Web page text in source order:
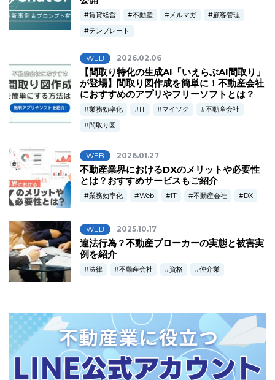
賃貸経営 不動産 メルマガ
顧客管理
テンプレート
WEB 2026.02.06
【間取り特化の生成AI「いえらぶAI間取り」
が登場】間取り図作成を簡単に！不動産会社
におすすめのアプリやフリーソフトとは？
業務効率化 IT マイソク
不動産会社
間取り図
WEB 2026.01.27
不動産業界におけるDXのメリットや必要性
とは？おすすめサービスもご紹介
業務効率化 Web IT 不動産会社 DX
WEB 2025.10.17
違法行為？不動産ブローカーの実態と被害実
例を紹介
法律 不動産会社 資格 仲介業